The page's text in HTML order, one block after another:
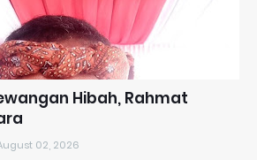
Hibah, Rahmat
02, 2026